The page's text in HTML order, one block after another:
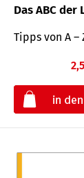
Das ABC
Tipps von A